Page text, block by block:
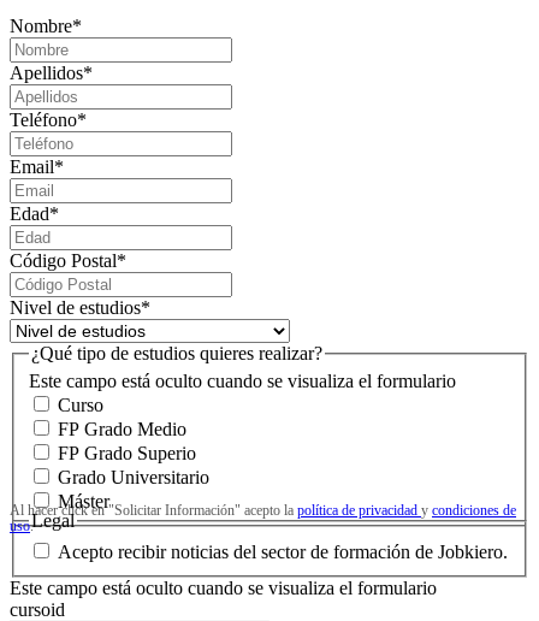
Nombre*
Apellidos*
Teléfono*
Email*
Edad*
Código Postal*
Nivel de estudios*
Este campo está oculto cuando se visualiza el formulario
¿Qué tipo de estudios quieres realizar?
Curso
FP Grado Medio
FP Grado Superio
Grado Universitario
Máster
Al hacer click en "Solicitar Información" acepto la política de privacidad y condiciones de
uso.Legal
Acepto recibir noticias del sector de formación de Jobkiero.
Este campo está oculto cuando se visualiza el formulario
cursoid